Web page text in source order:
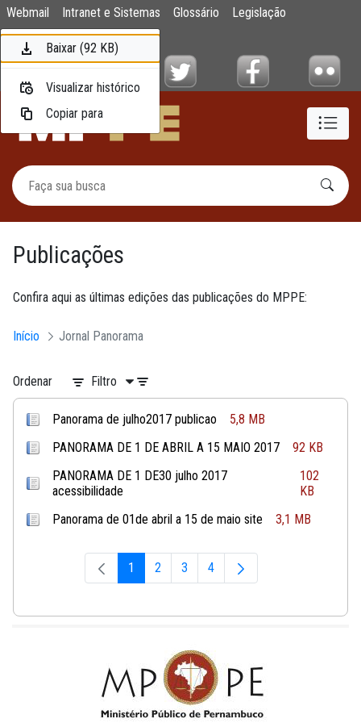
Pular para o Conteúdo principal
Publicações
Webmail Intranet e Sistemas Glossário
Legislação
Mapa do Site
Publicações
Confira aqui as últimas edições das publicações do MPPE:
Início Jornal Panorama
Ordenar Filtro
Panorama de julho2017 publicao
5,8 MB
PANORAMA DE 1 DE ABRIL A 15 MAIO 2017
92 KB
PANORAMA DE 1 DE30 julho 2017
acessibilidade
102
KB
Panorama de 01de abril a 15 de maio site
3,1 MB
Página
1 Página
2 Página
3 Página
4
Baixar (5,8 MB)
Visualizar histórico
Copiar para
Baixar (92 KB)
Visualizar histórico
Copiar para